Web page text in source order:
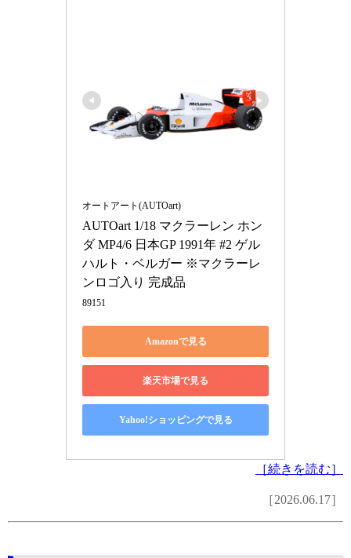
オートアート(AUTOart)
AUTOart 1/18 マクラーレン ホン
ダ MP4/6 日本GP 1991年 #2 ゲル
ハルト・ベルガー ※マクラーレ
ンロゴ入り 完成品
89151
Amazonで見る
楽天市場で見る
Yahoo!ショッピングで見る
［続きを読む］
［2026.06.17］